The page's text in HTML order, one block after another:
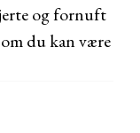
og fornuft
du kan være